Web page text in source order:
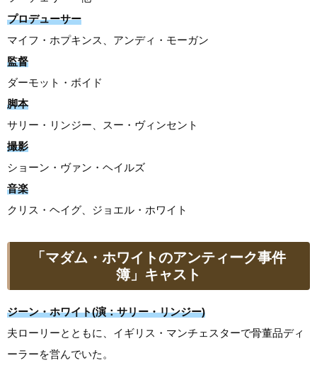
プロデューサー
マイフ・ホプキンス、アンディ・モーガン
監督
ダーモット・ボイド
脚本
サリー・リンジー、スー・ヴィンセント
撮影
ショーン・ヴァン・ヘイルズ
音楽
クリス・ヘイグ、ジョエル・ホワイト
「マダム・ホワイトのアンティーク事件
簿」キャスト
ジーン・ホワイト(演：サリー・リンジー)
夫ローリーとともに、イギリス・マンチェスターで骨董品ディ
ーラーを営んでいた。